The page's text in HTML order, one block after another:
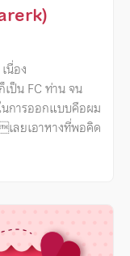
นื่อง
ป็น FC ท่าน จน
การออกแบบคือผม
เลยเอาหางที่พอคิด